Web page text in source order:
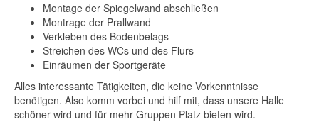
Montage der Spiegelwand abschließen
Montrage der Prallwand
Verkleben des Bodenbelags
Streichen des WCs und des Flurs
Einräumen der Sportgeräte
Alles interessante Tätigkeiten, die keine Vorkenntnisse
benötigen. Also komm vorbei und hilf mit, dass unsere Halle
schöner wird und für mehr Gruppen Platz bieten wird.